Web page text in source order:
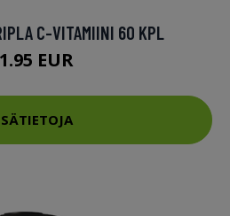
C-VITAMIINI 60 KPL
EUR